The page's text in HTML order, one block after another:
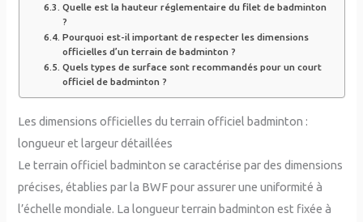
Quelle est la hauteur réglementaire du filet de badminton
?
Pourquoi est-il important de respecter les dimensions
officielles d’un terrain de badminton ?
Quels types de surface sont recommandés pour un court
officiel de badminton ?
Les dimensions officielles du terrain officiel badminton :
longueur et largeur détaillées
Le terrain officiel badminton se caractérise par des dimensions
précises, établies par la BWF pour assurer une uniformité à
l’échelle mondiale. La longueur terrain badminton est fixée à